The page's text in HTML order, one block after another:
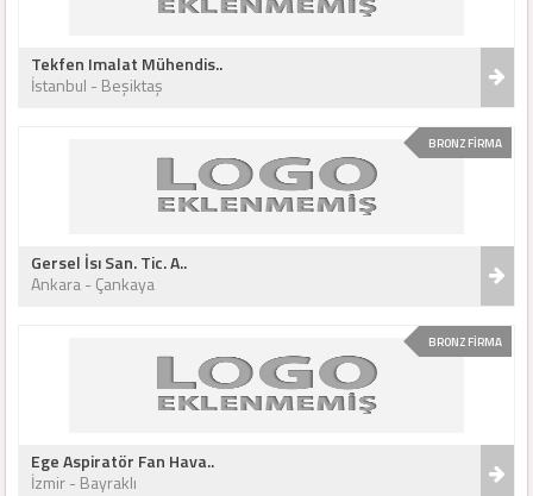
Tekfen Imalat Mühendis..
İstanbul - Beşiktaş
BRONZ FİRMA
Gersel İsı San. Tic. A..
Ankara - Çankaya
BRONZ FİRMA
Ege Aspiratör Fan Hava..
İzmir - Bayraklı